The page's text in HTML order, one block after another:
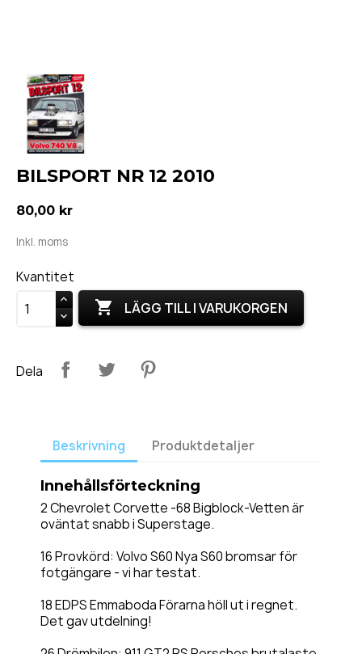
BILSPORT NR 12 2010
80,00 kr
Inkl. moms
Kvantitet
 LÄGG TILL I VARUKORGEN
Dela
Beskrivning Produktdetaljer
Innehållsförteckning
2 Chevrolet Corvette -68 Bigblock-Vetten är
oväntat snabb i Superstage.
16 Provkörd: Volvo S60 Nya S60 bromsar för
fotgängare - vi har testat.
18 EDPS Emmaboda Förarna höll ut i regnet.
Det gav utdelning!